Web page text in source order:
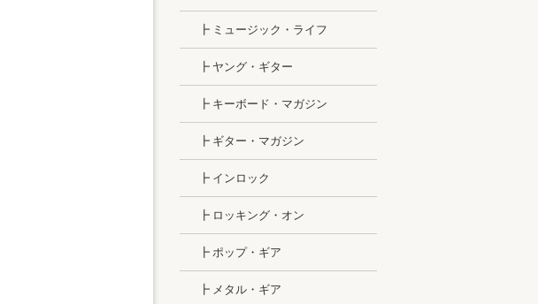
┣ ミュージック・ライフ
┣ ヤング・ギター
┣ キーボード・マガジン
┣ ギター・マガジン
┣ インロック
┣ ロッキング・オン
┣ ポップ・ギア
┣ メタル・ギア